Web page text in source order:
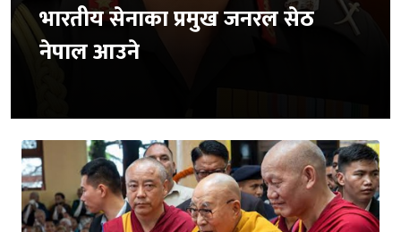
भारतीय सेनाका प्रमुख जनरल सेठ
नेपाल आउने